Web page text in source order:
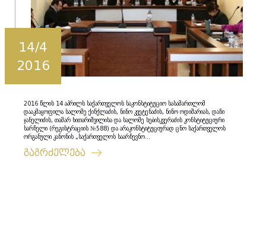
14/4
2016
2016 წლის 14 აპრილს საქართველოს საკონსტიტუციო სასამართლომ
დააკმაყოფილა სალომე ქინქლაძის, ნინო კვეტენაძის, ნინო ოდიშარიას, დაჩი
ჯანელიძის, თამარ ხითარიშვილისა და სალომე სებისკვერაძის კონსტიტუციური
სარჩელი (რეგისტრაციის №588) და არაკონსტიტუციურად ცნო საქართველოს
ორგანული კანონის „საქართველოს საარჩევნო...
გაგრძელება